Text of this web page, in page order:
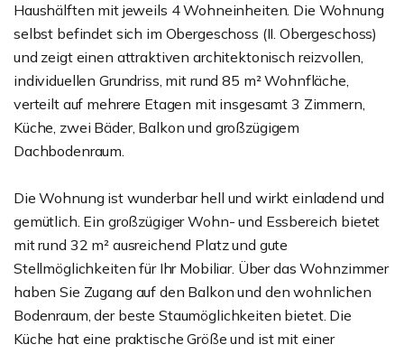
Haushälften mit jeweils 4 Wohneinheiten. Die Wohnung
selbst befindet sich im Obergeschoss (II. Obergeschoss)
und zeigt einen attraktiven architektonisch reizvollen,
individuellen Grundriss, mit rund 85 m² Wohnfläche,
verteilt auf mehrere Etagen mit insgesamt 3 Zimmern,
Küche, zwei Bäder, Balkon und großzügigem
Dachbodenraum.
Die Wohnung ist wunderbar hell und wirkt einladend und
gemütlich. Ein großzügiger Wohn- und Essbereich bietet
mit rund 32 m² ausreichend Platz und gute
Stellmöglichkeiten für Ihr Mobiliar. Über das Wohnzimmer
haben Sie Zugang auf den Balkon und den wohnlichen
Bodenraum, der beste Staumöglichkeiten bietet. Die
Küche hat eine praktische Größe und ist mit einer